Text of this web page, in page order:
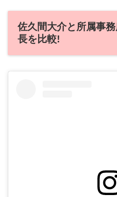
佐久間大介と所属事
長を比較!